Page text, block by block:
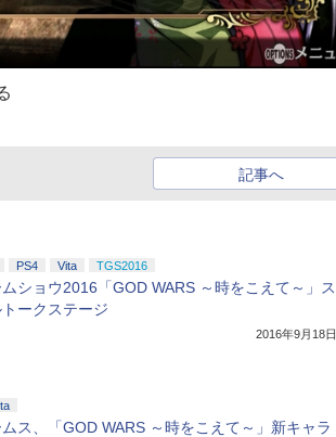
記事へ
PS4 Vita TGS2016
ショウ2016「GOD WARS ～時をこえて～」ス
ークステージ
2016年9月18日
ス、「GOD WARS ～時をこえて～」新キャラ